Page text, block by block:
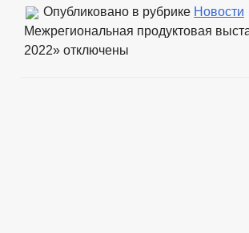
Опубликовано в рубрике Новости
Межрегиональная продуктовая
2022» отключены